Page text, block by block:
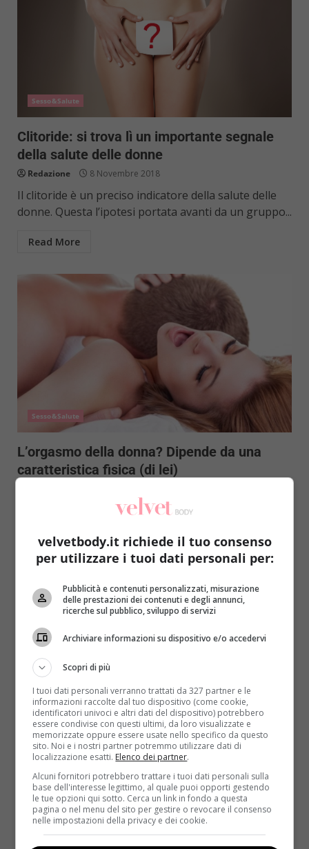
Sesso&Salute
Clitoride: si trova lì un importante segnale
della salute delle donne
Redazione 8 Novembre 2018
Il clitoride è un preciso indicatore della salute delle
donne. Questa l’ipotesi portata avanti da un gruppo...
Read More
Sesso&Salute
L’orgasmo della donna? Dipende da una
caratteristica fisica (di lei)
L’uomo si impegna nel soddisfare la propria partner
Read More
Sesso
Orgasmo multiplo: il ‘trucco’ per non fallire
mai
Redazione 26 Giugno 2016
Per raggiungere il piacere sessuale e farlo
velvetbody.it richiede il tuo consenso
per utilizzare i tuoi dati personali per:
Pubblicità e contenuti personalizzati, misurazione
delle prestazioni dei contenuti e degli annunci,
ricerche sul pubblico, sviluppo di servizi
Archiviare informazioni su dispositivo e/o accedervi
Scopri di più
I tuoi dati personali verranno trattati da 327 partner e le
informazioni raccolte dal tuo dispositivo (come cookie,
identificatori univoci e altri dati del dispositivo) potrebbero
essere condivise con questi ultimi, da loro visualizzate e
memorizzate oppure essere usate nello specifico da questo
sito. Noi e i nostri partner potremmo utilizzare dati di
localizzazione esatti. Elenco dei partner.
Alcuni fornitori potrebbero trattare i tuoi dati personali sulla
base dell'interesse legittimo, al quale puoi opporti gestendo
le tue opzioni qui sotto. Cerca un link in fondo a questa
pagina o nel menu del sito per gestire o revocare il consenso
nelle impostazioni della privacy e dei cookie.